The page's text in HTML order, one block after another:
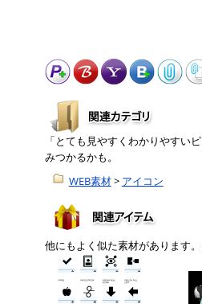
「とても見やすくわかりやすい
みつかるかも。
WEB素材> アイコン
他にもよく似た素材があります